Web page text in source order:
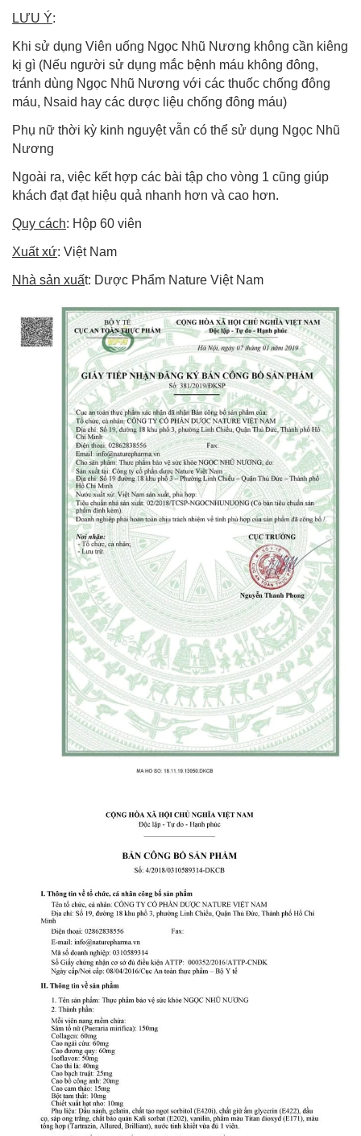
LƯU Ý:
Khi sử dụng Viên uống Ngọc Nhũ Nương không cần kiêng
kị gì (Nếu người sử dụng mắc bệnh máu không đông,
tránh dùng Ngọc Nhũ Nương với các thuốc chống đông
máu, Nsaid hay các dược liệu chống đông máu)
Phụ nữ thời kỳ kinh nguyệt vẫn có thể sử dụng Ngọc Nhũ
Nương
Ngoài ra, việc kết hợp các bài tập cho vòng 1 cũng giúp
khách đạt đạt hiệu quả nhanh hơn và cao hơn.
Quy cách: Hộp 60 viên
Xuất xứ: Việt Nam
Nhà sản xuất: Dược Phẩm Nature Việt Nam